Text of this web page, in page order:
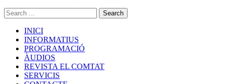
INICI
INFORMATIUS
PROGRAMACIÓ
ÀUDIOS
REVISTA EL COMTAT
SERVICIS